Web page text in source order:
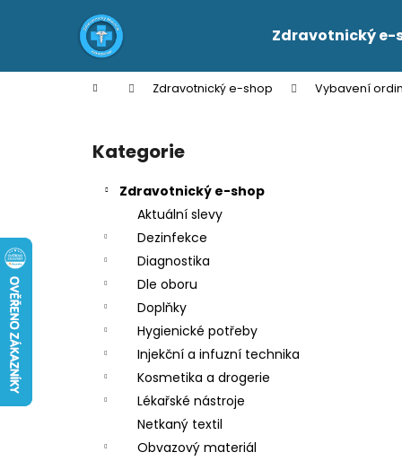
Zdravotnický e-
Domů Zdravotnický e-shop Vybavení
Přeskočit
kategorie
Kategorie
Zdravotnický e-shop
Aktuální slevy
Dezinfekce
Diagnostika
Dle oboru
Doplňky
Hygienické potřeby
Injekční a infuzní technika
Kosmetika a drogerie
Lékařské nástroje
Netkaný textil
Obvazový materiál
í
Zpět
do
Zpět
do